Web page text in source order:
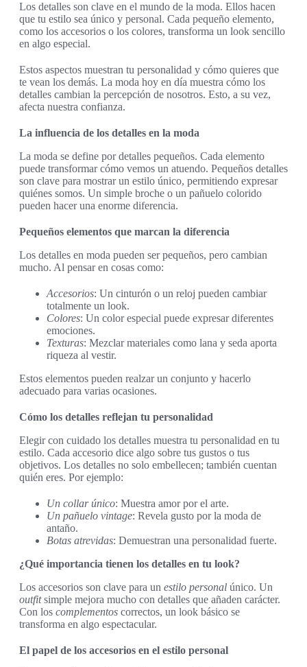
Los detalles son clave en el mundo de la moda. Ellos hacen
que tu estilo sea único y personal. Cada pequeño elemento,
como los accesorios o los colores, transforma un look sencillo
en algo especial.
Estos aspectos muestran tu personalidad y cómo quieres que
te vean los demás. La moda hoy en día muestra cómo los
detalles cambian la percepción de nosotros. Esto, a su vez,
afecta nuestra confianza.
La influencia de los detalles en la moda
La moda se define por detalles pequeños. Cada elemento
puede transformar cómo vemos un atuendo. Pequeños detalles
son clave para mostrar un estilo único, permitiendo expresar
quiénes somos. Un simple broche o un pañuelo colorido
pueden hacer una enorme diferencia.
Pequeños elementos que marcan la diferencia
Los detalles en moda pueden ser pequeños, pero cambian
mucho. Al pensar en cosas como:
Accesorios: Un cinturón o un reloj pueden cambiar
totalmente un look.
Colores: Un color especial puede expresar diferentes
emociones.
Texturas: Mezclar materiales como lana y seda aporta
riqueza al vestir.
Estos elementos pueden realzar un conjunto y hacerlo
adecuado para varias ocasiones.
Cómo los detalles reflejan tu personalidad
Elegir con cuidado los detalles muestra tu personalidad en tu
estilo. Cada accesorio dice algo sobre tus gustos o tus
objetivos. Los detalles no solo embellecen; también cuentan
quién eres. Por ejemplo:
Un collar único: Muestra amor por el arte.
Un pañuelo vintage: Revela gusto por la moda de
antaño.
Botas atrevidas: Demuestran una personalidad fuerte.
¿Qué importancia tienen los detalles en tu look?
Los accesorios son clave para un estilo personal único. Un
outfitsimple mejora mucho con detalles que añaden carácter.
Con los complementos correctos, un look básico se
transforma en algo espectacular.
El papel de los accesorios en el estilo personal